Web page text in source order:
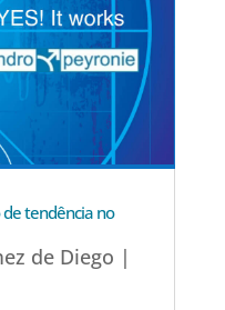
tendência no
de Diego |